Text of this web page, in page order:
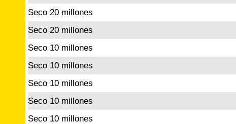
Seco 20 millones
Seco 20 millones
Seco 10 millones
Seco 10 millones
Seco 10 millones
Seco 10 millones
Seco 10 millones